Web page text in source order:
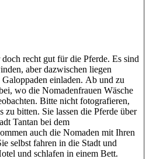
recht gut für die Pferde. Es sind
aber dazwischen liegen
einladen. Ab und zu
wo die Nomadenfrauen Wäsche
Bitte nicht fotografieren,
zu bitten. Sie lassen die Pferde über
Tantan bei dem
auch die Nomaden mit Ihren
selbst fahren in die Stadt und
und schlafen in einem Bett.